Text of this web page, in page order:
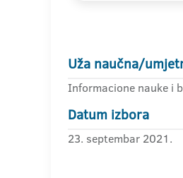
Uža naučna/
Informacione nauke i
Datum izbora
23. septembar 2021.